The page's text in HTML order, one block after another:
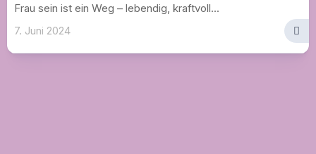
Frau sein ist ein Weg – lebendig, kraftvoll...
7. Juni 2024